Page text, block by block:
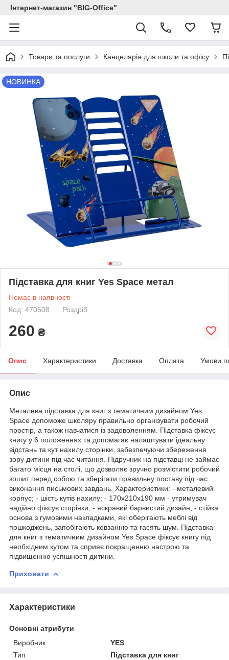
Інтернет-магазин "BIG-Office"
Товари та послуги Канцелярія для школи та офісу
НОВИНКА
Підставка для книг Yes Space метал
Немає в наявності
Код: 470508
Роздріб
260 ₴
Опис Характеристики Доставка Оплата Умови
Опис
Металева підставка для книг з тематичним дизайном Yes
Space допоможе школяру правильно організувати робочий
простір, а також навчатися із задоволенням. Підставка фіксує
книгу у 6 положеннях та допомагає налаштувати ідеальну
відстань та кут нахилу сторінки, забезпечуючи збереження
зору дитини під час читання. Підручник на підставці не займає
багато місця на столі, що дозволяє зручно розмістити робочий
зошит перед собою та зберігати правильну поставу під час
виконання письмових завдань. Характеристики: - металевий
корпус; - шість кутів нахилу; - 170x210x190 мм - утримувач
надійно фіксує сторінки; - яскравий барвистий дизайн; - стійка
основа з гумовими накладками, які оберігають меблі від
пошкоджень, запобігають ковзанню та гасять шум. Підставка
для книг з тематичним дизайном Yes Space фіксує книгу під
необхідним кутом та сприяє покращенню настрою та
підвищенню успішності дитини.
Приховати
Характеристики
Основні атрибути
Виробник
YES
Тип
Підставка для книг